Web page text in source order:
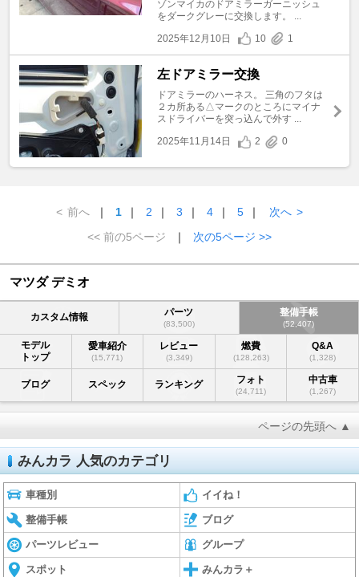
ゾンマイカのドアミラーガーニッシュ
をダークグレーに交換します。 ...
2025年12月10日
10 1
左ドアミラー交換
ドアミラーのハーネス。 三角のフタは
２カ所ある△マークのところにマイナ
スドライバーを突っ込んで外す ...
2025年11月14日
2 0
< 前へ ｜ 1 ｜ 2 ｜ 3 ｜ 4 ｜ 5 ｜ 次へ >
<< 前の5ページ
｜ 次の5ページ >>
マツダ デミオ
カスタム情報 パーツ
(83,500)
整備手帳
(52,407)
モデル
トップ
愛車紹介
(15,771)
レビュー
(3,349)
燃費
(128,263)
Q&A
(1,328)
ブログ スペック ランキング フォト
(24,711)
中古車
(1,267)
ページの先頭へ ▲
みんカラ 人気のカテゴリ
車種別 イイね！
整備手帳 ブログ
パーツレビュー グループ
スポット みんカラ＋